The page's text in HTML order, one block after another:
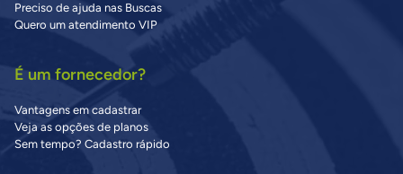
Preciso de ajuda nas Buscas
Quero um atendimento VIP
É um fornecedor?
Vantagens em cadastrar
Veja as opções de planos
Sem tempo? Cadastro rápido